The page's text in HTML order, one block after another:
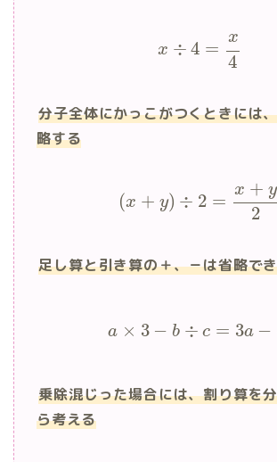
x ÷ 4 =
x
4
分子全体にかっこがつくときには
略する
(x + y) ÷ 2 =
x + y
2
足し算と引き算の＋、－は省略で
a × 3 − b ÷ c = 3a −
乗除混じった場合には、割り算を
ら考える